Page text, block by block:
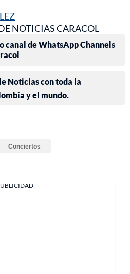
NOTICIAS CARACOL
canal de WhatsApp Channels
Noticias con toda la
y el mundo.
Conciertos